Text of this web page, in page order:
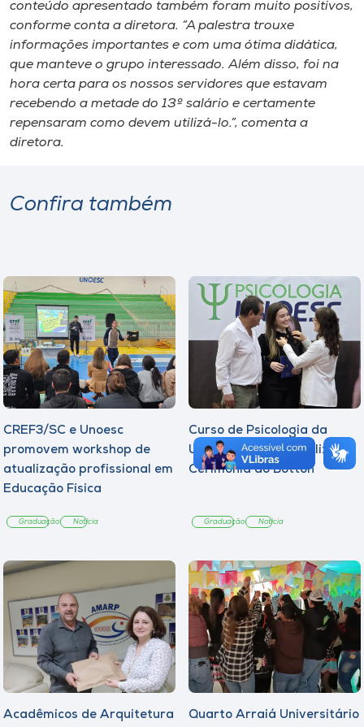
conteúdo apresentado também foram muito positivos,
conforme conta a diretora. “A palestra trouxe
informações importantes e com uma ótima didática,
que manteve o grupo interessado. Além disso, foi na
hora certa para os nossos servidores que estavam
recebendo a metade do 13º salário e certamente
repensaram como devem utilizá-lo.”, comenta a
diretora.
Confira também
CREF3/SC e Unoesc
promovem workshop de
atualização profissional em
Educação Física
Graduação Notícia
Curso de Psicologia da
Unoesc Joaçaba realiza 2ª
Cerimônia do Botton
Graduação Notícia
Acadêmicos de Arquitetura Quarto Arraiá Universitário